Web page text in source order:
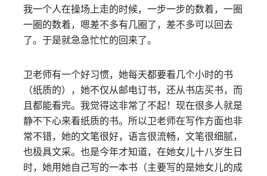
我一个人在操场上走的时候，一步一步的数着，一圈
一圈的数着，嗯差不多有几圈了，差不多可以回去
了。于是就急急忙忙的回来了。
卫老师有一个好习惯，她每天都要看几个小时的书
（纸质的），她不仅从邮电订书，还从书店买书，而
且都能看完。我觉得这非常了不起！现在很多人就是
静不下心来看纸质的书。所以卫老师在写作方面也非
常不错，她的文笔很好，语言很流畅，文笔很细腻，
也极具文采。也是今年才知道，在她女儿十八岁生日
时，她用她自己写的一本书（主要写的是她女儿的成